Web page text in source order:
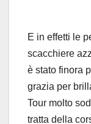
E in effetti le
scacchiere
è stato finora
grazia per
Tour molto
tratta della